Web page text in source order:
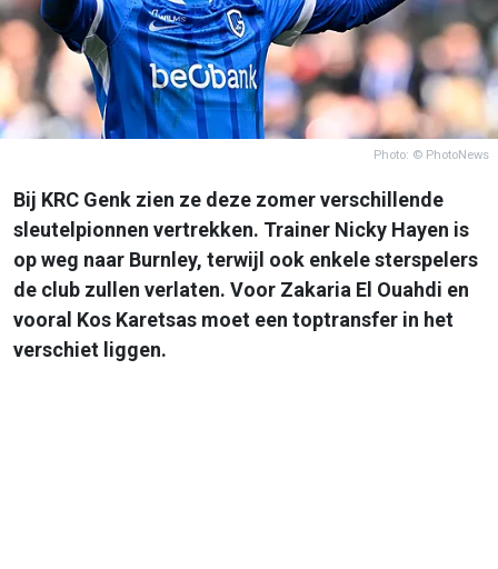
Photo: © PhotoNews
Bij KRC Genk zien ze deze zomer verschillende
sleutelpionnen vertrekken. Trainer Nicky Hayen is
op weg naar Burnley, terwijl ook enkele sterspelers
de club zullen verlaten. Voor Zakaria El Ouahdi en
vooral Kos Karetsas moet een toptransfer in het
verschiet liggen.